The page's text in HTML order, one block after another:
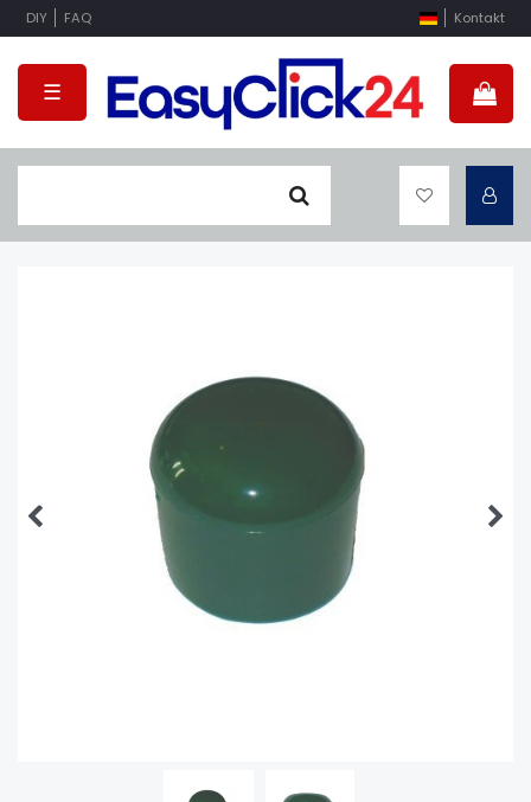
DIY FAQ Kontakt
☰